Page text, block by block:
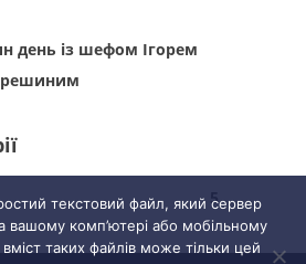
день із шефом Ігорем
5
текстовий файл, який сервер
вашому комп’ютері або мобільному
вміст таких файлів може тільки цей